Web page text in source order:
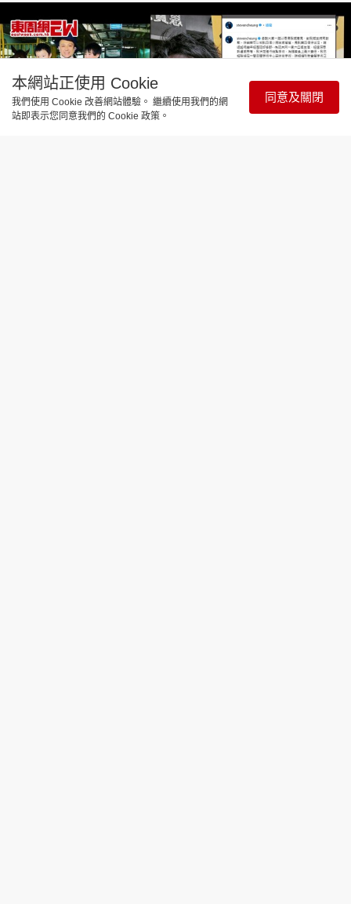
本網站正使用 Cookie
我們使用 Cookie 改善網站體驗。 繼續使用我們的網
站即表示您同意我們的 Cookie 政策。
同意及關閉